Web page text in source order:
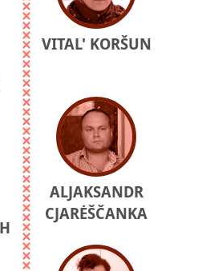
VITAL' KORŠUN
ALJAKSANDR
CJARĖŠČANKA